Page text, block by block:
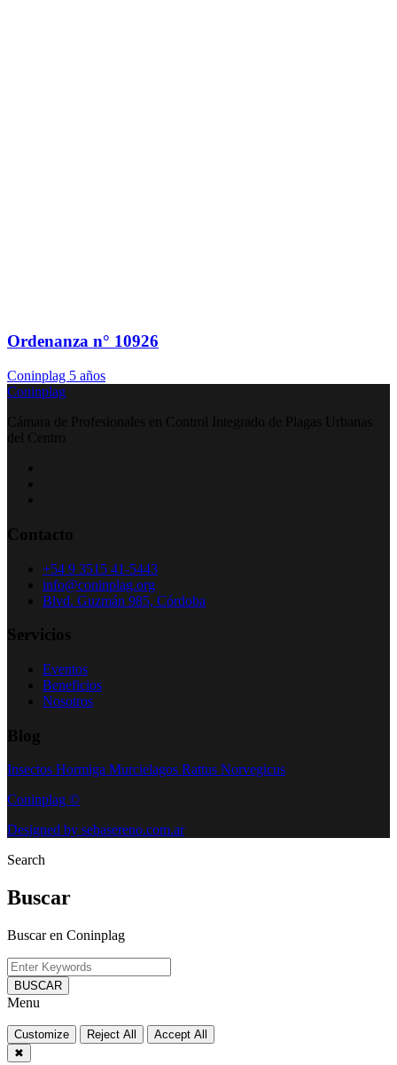
Ordenanza n° 10926
Coninplag 5 años
Coninplag
Cámara de Profesionales en Control Integrado de Plagas Urbanas
del Centro
Contacto
+54 9 3515 41-5443
info@coninplag.org
Blvd. Guzmán 985, Córdoba
Servicios
Eventos
Beneficios
Nosotros
Blog
Insectos Hormiga Murcielagos Rattus Norvegicus
Coninplag ©
Designed by sebasereno.com.ar
Search
Buscar
Buscar en Coninplag
BUSCAR
Menu
Customize Reject All
Accept All
✖